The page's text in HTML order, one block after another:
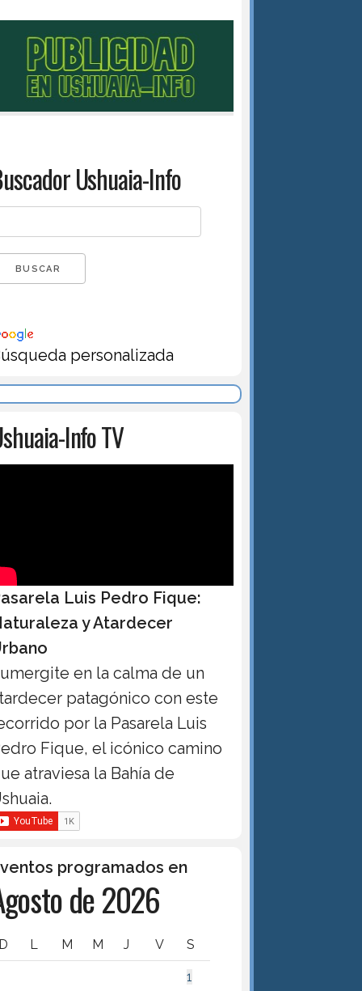
Ushuaia-Info
personalizada
Info TV
Luis Pedro Fique:
y Atardecer
en la calma de un
patagónico con este
por la Pasarela Luis
Fique, el icónico camino
atraviesa la Bahía de
programados en
de 2026
D L M M J V S
1